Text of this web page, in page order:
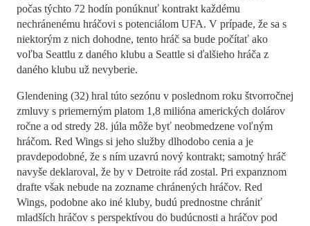
počas týchto 72 hodín ponúknuť kontrakt každému
nechránenému hráčovi s potenciálom UFA. V prípade, že sa s
niektorým z nich dohodne, tento hráč sa bude počítať ako
voľba Seattlu z daného klubu a Seattle si ďalšieho hráča z
daného klubu už nevyberie.
Glendening (32) hral túto sezónu v poslednom roku štvorročnej
zmluvy s priemerným platom 1,8 milióna amerických dolárov
ročne a od stredy 28. júla môže byť neobmedzene voľným
hráčom. Red Wings si jeho služby dlhodobo cenia a je
pravdepodobné, že s ním uzavrú nový kontrakt; samotný hráč
navyše deklaroval, že by v Detroite rád zostal. Pri expanznom
drafte však nebude na zozname chránených hráčov. Red
Wings, podobne ako iné kluby, budú prednostne chrániť
mladších hráčov s perspektívou do budúcnosti a hráčov pod